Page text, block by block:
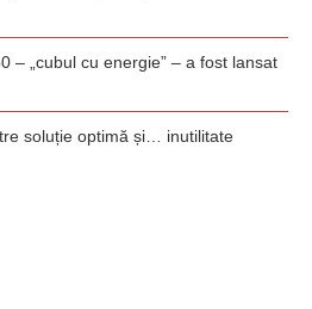
– „cubul cu energie” – a fost lansat
soluție optimă și… inutilitate